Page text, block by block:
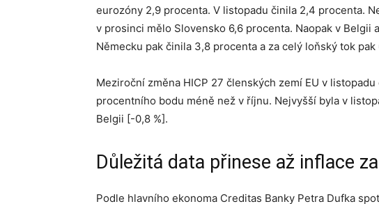
eurozóny 2,9 procenta. V listopadu činila 2,4 procenta.
v prosinci mělo Slovensko 6,6 procenta. Naopak v Belgii
Německu pak činila 3,8 procenta a za celý loňský tok
Meziroční změna HICP 27 členských zemí EU v
procentního bodu méně než v říjnu. Nejvyšší byla v
Belgii [-0,8 %].
Důležitá data přinese až inflace
Podle hlavního ekonoma Creditas Banky Petra Dufka